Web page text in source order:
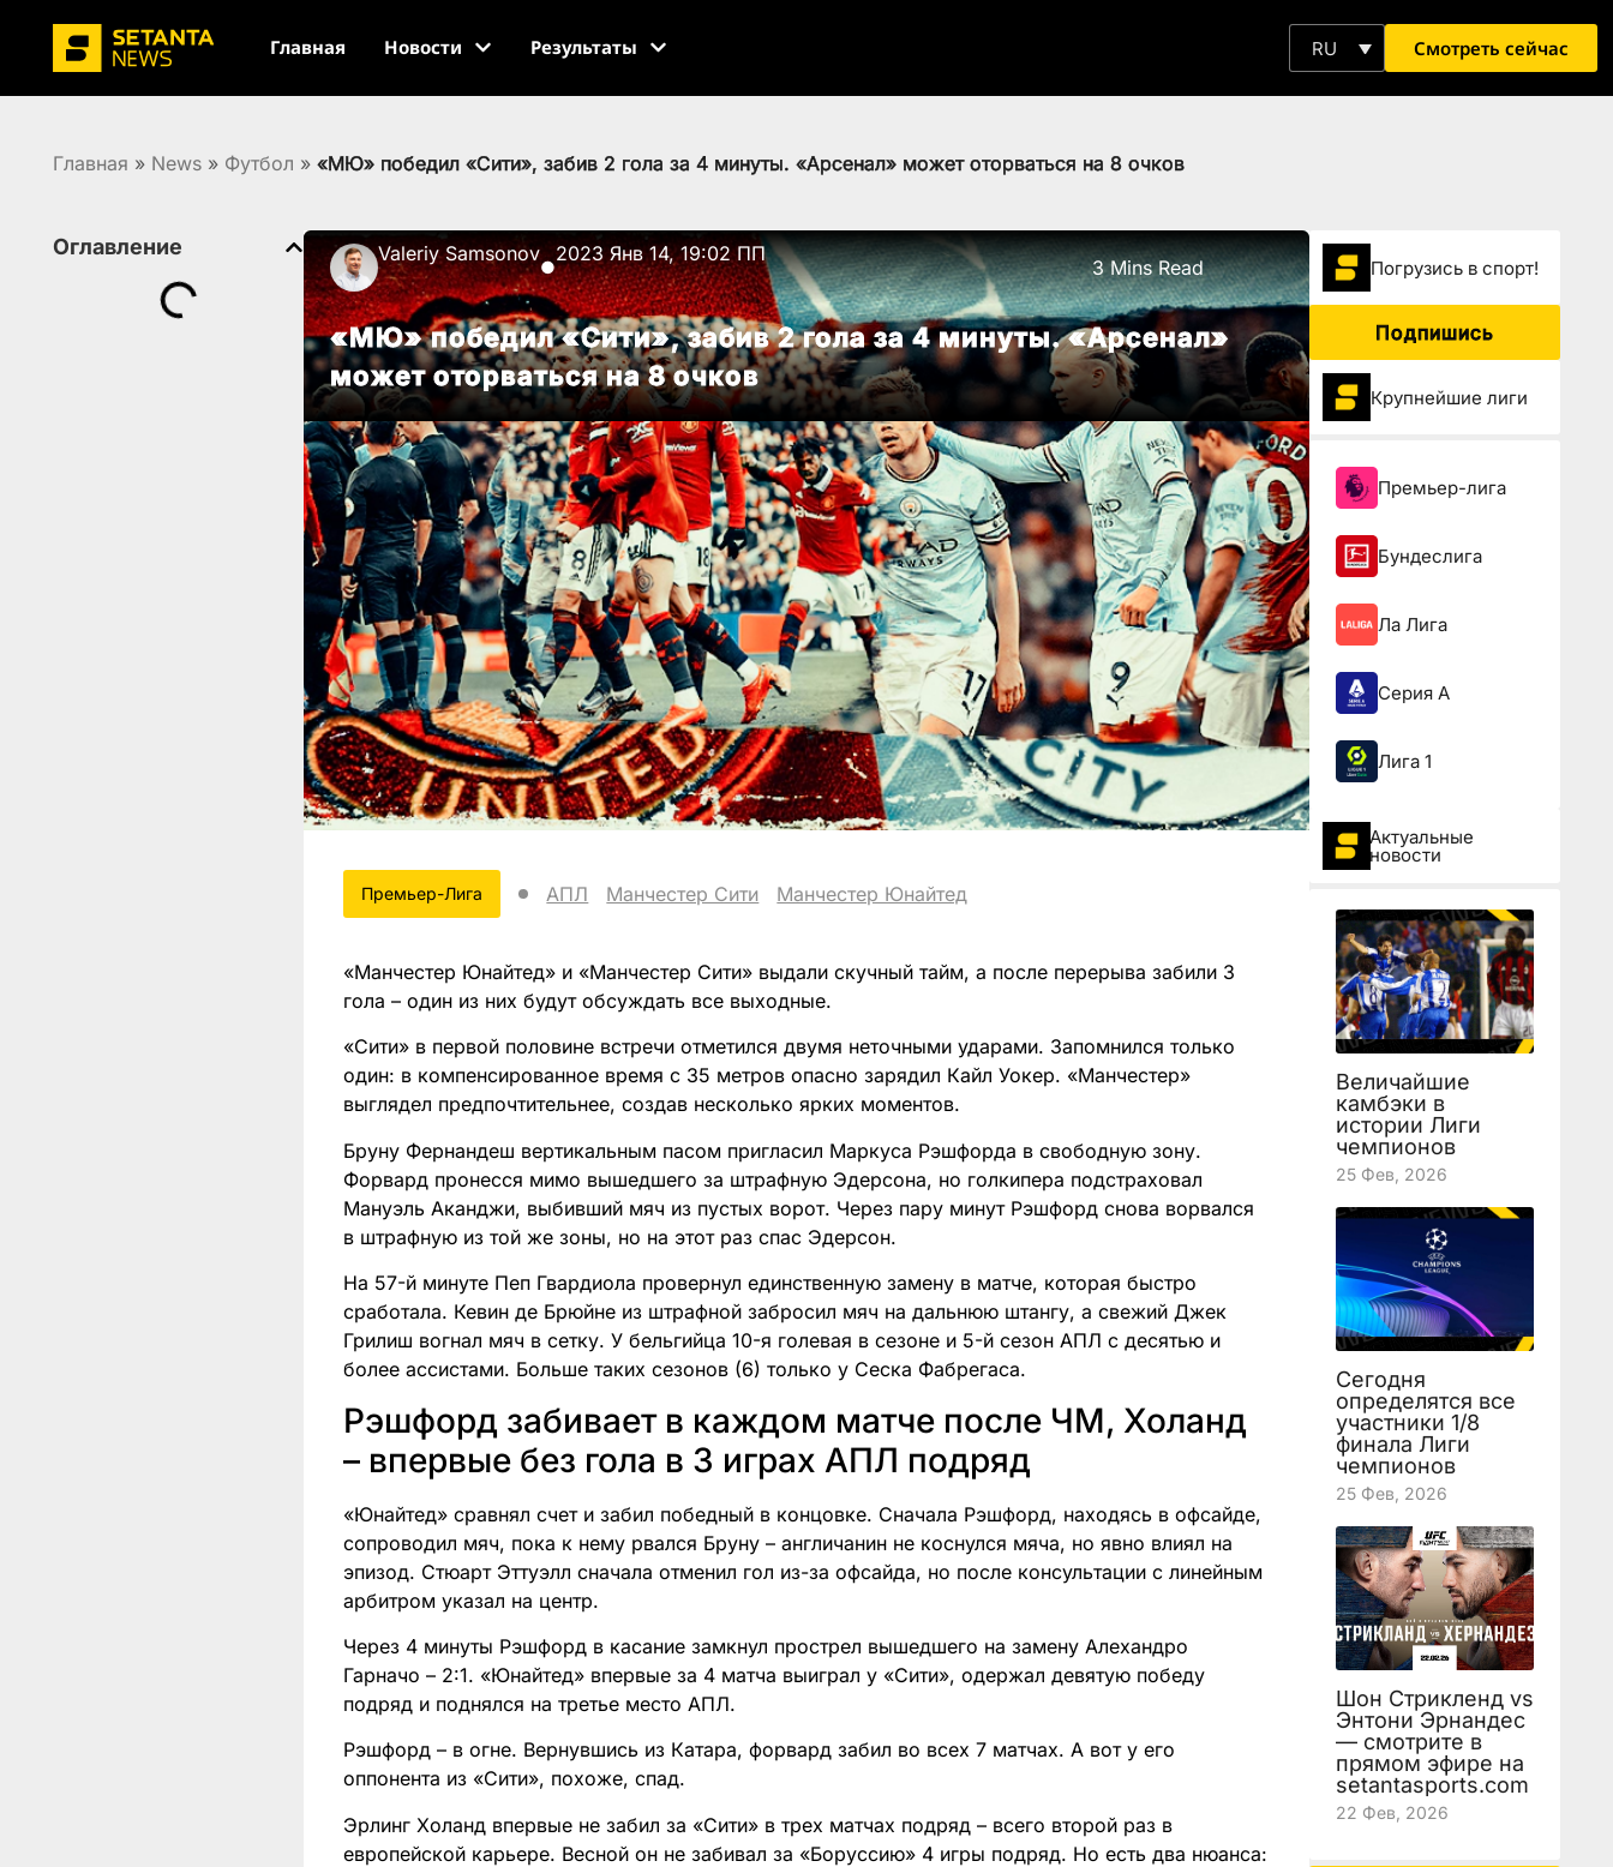
Главная Новости Результаты RU Смотреть сейчас
Главная » News » Футбол » «МЮ» победил «Сити», забив 2 гола за 4 минуты. «Арсенал» может оторваться на 8 очков
Оглавление Valeriy Samsonov
●
2023 Янв 14, 19:02 ПП
3 Mins Read
«МЮ» победил «Сити», забив 2 гола за 4 минуты. «Арсенал»
может оторваться на 8 очков
Премьер-Лига АПЛ Манчестер Сити Манчестер Юнайтед
«Манчестер Юнайтед» и «Манчестер Сити» выдали скучный тайм, а после перерыва забили 3
гола – один из них будут обсуждать все выходные.
«Сити» в первой половине встречи отметился двумя неточными ударами. Запомнился только
один: в компенсированное время с 35 метров опасно зарядил Кайл Уокер. «Манчестер»
выглядел предпочтительнее, создав несколько ярких моментов.
Бруну Фернандеш вертикальным пасом пригласил Маркуса Рэшфорда в свободную зону.
Форвард пронесся мимо вышедшего за штрафную Эдерсона, но голкипера подстраховал
Мануэль Аканджи, выбивший мяч из пустых ворот. Через пару минут Рэшфорд снова ворвался
в штрафную из той же зоны, но на этот раз спас Эдерсон.
На 57-й минуте Пеп Гвардиола провернул единственную замену в матче, которая быстро
сработала. Кевин де Брюйне из штрафной забросил мяч на дальнюю штангу, а свежий Джек
Грилиш вогнал мяч в сетку. У бельгийца 10-я голевая в сезоне и 5-й сезон АПЛ с десятью и
более ассистами. Больше таких сезонов (6) только у Сеска Фабрегаса.
Рэшфорд забивает в каждом матче после ЧМ, Холанд
– впервые без гола в 3 играх АПЛ подряд
«Юнайтед» сравнял счет и забил победный в концовке. Сначала Рэшфорд, находясь в офсайде,
сопроводил мяч, пока к нему рвался Бруну – англичанин не коснулся мяча, но явно влиял на
эпизод. Стюарт Эттуэлл сначала отменил гол из-за офсайда, но после консультации с линейным
арбитром указал на центр.
Через 4 минуты Рэшфорд в касание замкнул прострел вышедшего на замену Алехандро
Гарначо – 2:1. «Юнайтед» впервые за 4 матча выиграл у «Сити», одержал девятую победу
подряд и поднялся на третье место АПЛ.
Рэшфорд – в огне. Вернувшись из Катара, форвард забил во всех 7 матчах. А вот у его
оппонента из «Сити», похоже, спад.
Эрлинг Холанд впервые не забил за «Сити» в трех матчах подряд – всего второй раз в
европейской карьере. Весной он не забивал за «Боруссию» 4 игры подряд. Но есть два нюанса:
Погрузиcь в спорт!
Подпишись
Крупнейшие лиги
Премьер-лига
Бундеслига
Ла Лига
Серия А
Лига 1
Актуальные
новости
Величайшие
камбэки в
истории Лиги
чемпионов
25 Фев, 2026
Сегодня
определятся все
участники 1/8
финала Лиги
чемпионов
25 Фев, 2026
Шон Стрикленд vs
Энтони Эрнандес
— смотрите в
прямом эфире на
setantasports.com
22 Фев, 2026